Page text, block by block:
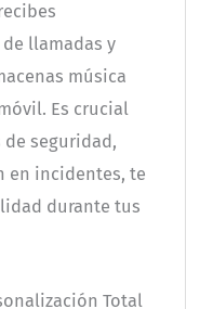
llamadas y
música
Es crucial
seguridad,
en incidentes, te
durante tus
Total